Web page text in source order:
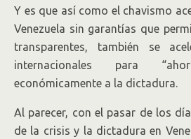
Y es que así como el chavismo
Venezuela sin garantías que
transparentes, también se
internacionales para
económicamente a la dictadura.
Al parecer, con el pasar de los
de la crisis y la dictadura en